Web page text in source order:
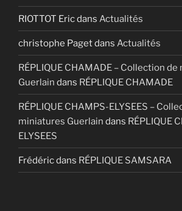
RIOTTOT Ericdans Actualités
christophe Pagetdans Actualités
RÉPLIQUE CHAMADE – Collection
Guerlain dans RÉPLIQUE CHAMADE
RÉPLIQUE CHAMPS-ELYSEES –
miniatures Guerlain dans RÉPLIQUE
ELYSEES
Frédéricdans RÉPLIQUE SAMSARA